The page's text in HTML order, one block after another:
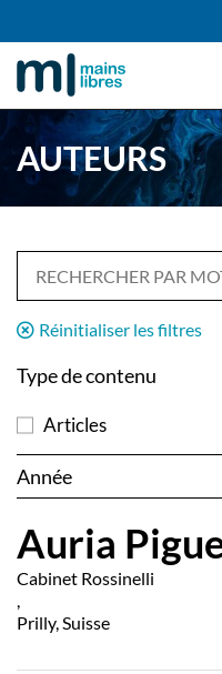
PARTENAIRES
AUTEURS
Réinitialiser les filtres
Type de contenu
Articles
Année
Auria
Cabinet Rossinelli
,
Prilly, Suisse